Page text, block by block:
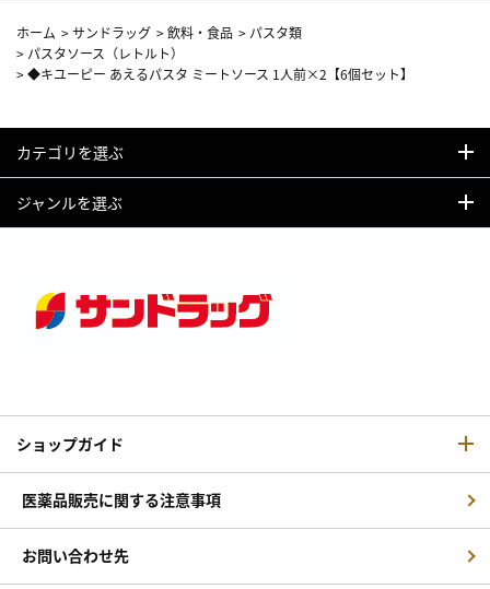
ホーム >サンドラッグ >飲料・食品 > パスタ類
> パスタソース（レトルト）
>◆キユーピー あえるパスタ ミートソース 1人前×2【6個セット】
カテゴリを選ぶ
ジャンルを選ぶ
ショップガイド
医薬品販売に関する注意事項
お問い合わせ先